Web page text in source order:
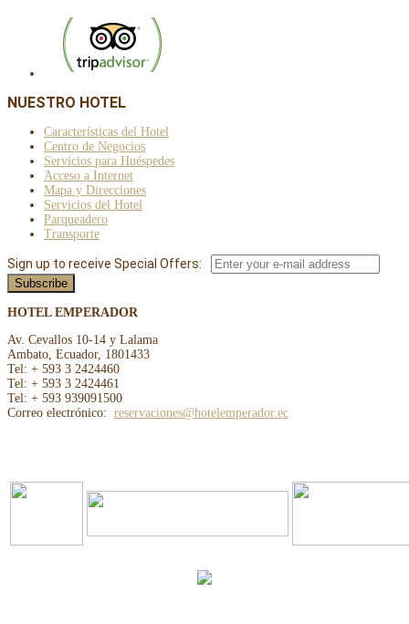
NUESTRO HOTEL
Características del Hotel
Centro de Negocios
Servicios para Huéspedes
Acceso a Internet
Mapa y Direcciones
Servicios del Hotel
Parqueadero
Transporte
Sign up to receive Special Offers:
HOTEL EMPERADOR
Av. Cevallos 10-14 y Lalama
Ambato, Ecuador, 1801433
Tel: + 593 3 2424460
Tel: + 593 3 2424461
Tel: + 593 939091500
Correo electrónico: reservaciones@hotelemperador.ec